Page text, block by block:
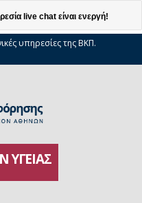
live chat είναι ενεργή!
υπηρεσίες της ΒΚΠ.
ΥΓΕΙΑΣ